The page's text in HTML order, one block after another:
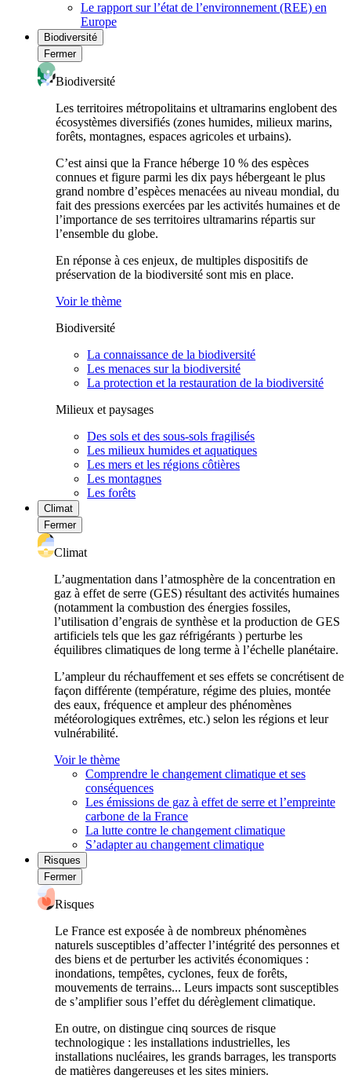
Le rapport sur l’état de l’environnement (REE) en
Europe
Biodiversité
Fermer
Biodiversité
Les territoires métropolitains et ultramarins englobent des
écosystèmes diversifiés (zones humides, milieux marins,
forêts, montagnes, espaces agricoles et urbains).
C’est ainsi que la France héberge 10 % des espèces
connues et figure parmi les dix pays hébergeant le plus
grand nombre d’espèces menacées au niveau mondial, du
fait des pressions exercées par les activités humaines et de
l’importance de ses territoires ultramarins répartis sur
l’ensemble du globe.
En réponse à ces enjeux, de multiples dispositifs de
préservation de la biodiversité sont mis en place.
Voir le thème
Biodiversité
La connaissance de la biodiversité
Les menaces sur la biodiversité
La protection et la restauration de la biodiversité
Milieux et paysages
Des sols et des sous-sols fragilisés
Les milieux humides et aquatiques
Les mers et les régions côtières
Les montagnes
Les forêts
Climat
Fermer
Climat
L’augmentation dans l’atmosphère de la concentration en
gaz à effet de serre (GES) résultant des activités humaines
(notamment la combustion des énergies fossiles,
l’utilisation d’engrais de synthèse et la production de GES
artificiels tels que les gaz réfrigérants ) perturbe les
équilibres climatiques de long terme à l’échelle planétaire.
L’ampleur du réchauffement et ses effets se concrétisent de
façon différente (température, régime des pluies, montée
des eaux, fréquence et ampleur des phénomènes
météorologiques extrêmes, etc.) selon les régions et leur
vulnérabilité.
Voir le thème
Comprendre le changement climatique et ses
conséquences
Les émissions de gaz à effet de serre et l’empreinte
carbone de la France
La lutte contre le changement climatique
S’adapter au changement climatique
Risques
Fermer
Risques
Le France est exposée à de nombreux phénomènes
naturels susceptibles d’affecter l’intégrité des personnes et
des biens et de perturber les activités économiques :
inondations, tempêtes, cyclones, feux de forêts,
mouvements de terrains... Leurs impacts sont susceptibles
de s’amplifier sous l’effet du dérèglement climatique.
En outre, on distingue cinq sources de risque
technologique : les installations industrielles, les
installations nucléaires, les grands barrages, les transports
de matières dangereuses et les sites miniers.